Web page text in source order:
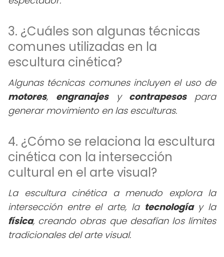
3. ¿Cuáles son algunas técnicas
comunes utilizadas en la
escultura cinética?
Algunas técnicas comunes incluyen el uso de
motores, engranajesy contrapesospara
generar movimiento en las esculturas.
4. ¿Cómo se relaciona la escultura
cinética con la intersección
cultural en el arte visual?
La escultura cinética a menudo explora la
intersección entre el arte, la tecnologíay la
física, creando obras que desafían los límites
tradicionales del arte visual.